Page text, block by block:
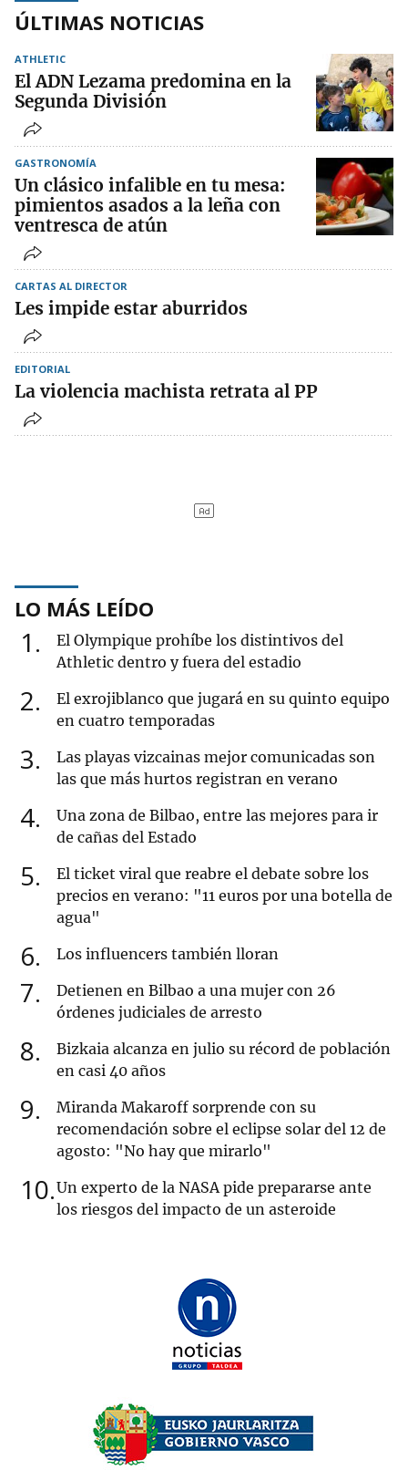
ÚLTIMAS NOTICIAS
ATHLETIC
El ADN Lezama predomina en la
Segunda División
GASTRONOMÍA
Un clásico infalible en tu mesa:
pimientos asados a la leña con
ventresca de atún
CARTAS AL DIRECTOR
Les impide estar aburridos
EDITORIAL
La violencia machista retrata al PP
LO MÁS LEÍDO
1
El Olympique prohíbe los distintivos del
Athletic dentro y fuera del estadio
2
El exrojiblanco que jugará en su quinto equipo
en cuatro temporadas
3
Las playas vizcainas mejor comunicadas son
las que más hurtos registran en verano
4
Una zona de Bilbao, entre las mejores para ir
de cañas del Estado
5
El ticket viral que reabre el debate sobre los
precios en verano: "11 euros por una botella de
agua"
6 Los influencers también lloran
7
Detienen en Bilbao a una mujer con 26
órdenes judiciales de arresto
8
Bizkaia alcanza en julio su récord de población
en casi 40 años
9
Miranda Makaroff sorprende con su
recomendación sobre el eclipse solar del 12 de
agosto: "No hay que mirarlo"
10 Un experto de la NASA pide prepararse ante
los riesgos del impacto de un asteroide